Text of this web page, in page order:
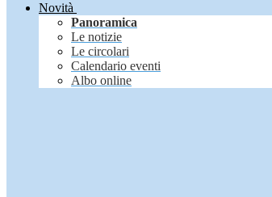
Novità
Panoramica
Le notizie
Le circolari
Calendario eventi
Albo online